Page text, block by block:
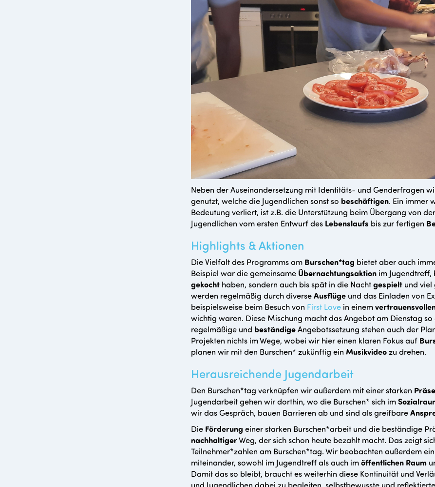
Neben der Auseinandersetzung mit Identitäts- und Genderfragen
genutzt, welche die Jugendlichen sonst so beschäftigen. Ein immer
Bedeutung verliert, ist z.B. die Unterstützung beim Übergang von
Jugendlichen vom ersten Entwurf des Lebenslaufs bis zur fertigen
Highlights & Aktionen
Die Vielfalt des Programms am Burschen*tag bietet aber auch
Beispiel war die gemeinsame Übernachtungsaktion im Jugendtreff,
gekocht haben, sondern auch bis spät in die Nachtgespielt und viel
werden regelmäßig durch diverseAusflüge und das Einladen von
beispielsweise beim Besuch von First Love in einem
wichtig waren. Diese Mischung macht das Angebot am Dienstag so
regelmäßige und beständigeAngebotssetzung stehen auch der
Projekten nichts im Wege, wobei wir hier einen klaren Fokus auf
planen wir mit den Burschen* zukünftig ein Musikvideozu drehen.
Herausreichende Jugendarbeit
Den Burschen*tag verknüpfen wir außerdem mit einer starken
Jugendarbeit gehen wir dorthin, wo die Burschen* sich im
wir das Gespräch, bauen Barrieren ab und sind als greifbare
Die Förderung einer starken Burschen*arbeit und die beständige
nachhaltigerWeg, der sich schon heute bezahlt macht. Das zeigt
Teilnehmer*zahlen am Burschen*tag. Wir beobachten außerdem
miteinander, sowohl im Jugendtreff als auch imöffentlichen Raum
Damit das so bleibt, braucht es weiterhin diese Kontinuität und
und Jugendlichen dabei zu begleiten, selbstbewusste und